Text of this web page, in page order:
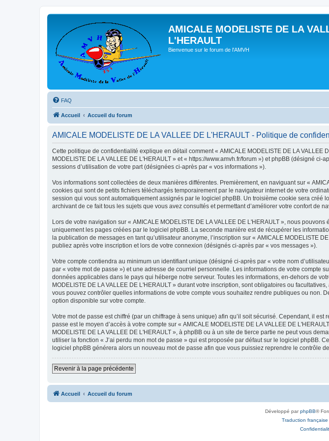
AMICALE MODELISTE DE LA
L'HERAULT
Bienvenue sur le forum de l'AMVH
FAQ
Accueil Accueil du forum
AMICALE MODELISTE DE LA VALLEE DE L'HERAULT - Politique de
Cette politique de confidentialité explique en détail comment « AMICALE MODELISTE DE LA
MODELISTE DE LA VALLEE DE L'HERAULT » et « https://www.amvh.fr/forum ») et phpBB (désigné
sessions d’utilisation de votre part (désignées ci-après par « vos informations »).
Vos informations sont collectées de deux manières différentes. Premièrement, en naviguant sur «
cookies qui sont de petits fichiers téléchargés temporairement par le navigateur internet de votre
session qui vous sont automatiquement assignés par le logiciel phpBB. Un troisième cookie sera créé
archivant de ce fait tous les sujets que vous avez consultés et permettant d’améliorer votre confort de
Lors de votre navigation sur « AMICALE MODELISTE DE LA VALLEE DE L'HERAULT », nous
uniquement les pages créées par le logiciel phpBB. La seconde manière est de récupérer les
la publication de messages en tant qu’utilisateur anonyme, l’inscription sur « AMICALE MODELISTE
publiez après votre inscription et lors de votre connexion (désignés ci-après par « vos messages »).
Votre compte contiendra au minimum un identifiant unique (désigné ci-après par « votre nom
par « votre mot de passe ») et une adresse de courriel personnelle. Les informations de votre compte
données applicables dans le pays qui héberge notre serveur. Toutes les informations, en-dehors de
MODELISTE DE LA VALLEE DE L'HERAULT » durant votre inscription, sont obligatoires ou
vous pouvez contrôler quelles informations de votre compte vous souhaitez rendre publiques ou
option disponible sur votre compte.
Votre mot de passe est chiffré (par un chiffrage à sens unique) afin qu’il soit sécurisé. Cependant, il
passe est le moyen d’accès à votre compte sur « AMICALE MODELISTE DE LA VALLEE DE
MODELISTE DE LA VALLEE DE L'HERAULT », à phpBB ou à un site de tierce partie ne peut vous
utiliser la fonction « J’ai perdu mon mot de passe » qui est proposée par défaut sur le logiciel phpBB.
logiciel phpBB générera alors un nouveau mot de passe afin que vous puissiez reprendre le contrôle
Revenir à la page précédente
Accueil Accueil du forum
Développé parphpBB®
Traduction française